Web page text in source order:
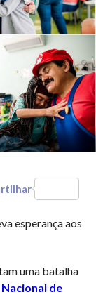
esperança aos
uma batalha
de